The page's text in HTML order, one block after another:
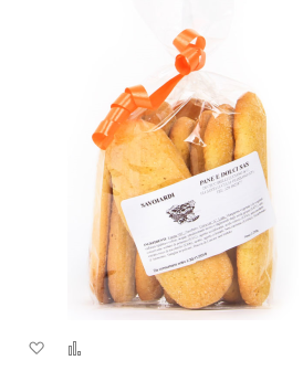
Aggiungi alla lista desideri